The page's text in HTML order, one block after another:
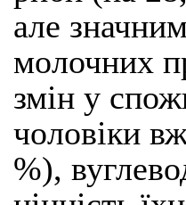
але
молочних
змін у
чоловіки
%),